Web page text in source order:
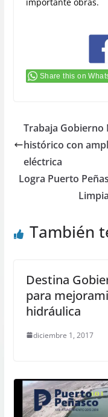
Share this on
Trabaja Gobierno
histórico con
eléctrica
Logra Puerto
También
Destina
para
hidráulica
diciembre 1, 2017